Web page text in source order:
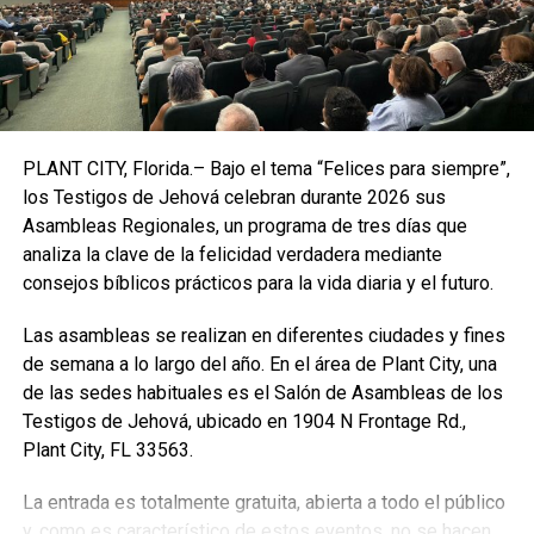
impacto si las llamas los alcanzan.
Un“sólido historial de incendios prescritos en esa
zona es motivo de optimismo”
, dijo Paterson.“Con
esto”.
Las secuoyas gigantes están adaptadas al fuego, que
puede ayudarlas a prosperar liberando las semillas de sus
conos y creando claros que permiten el crecimiento de las
los incendios -alimentada por el cambio climático-
puede abrumar a los árboles.
Eso ocurrió el año pasado, cuandoel incendio de
Castleacabó con lo que los estudios estiman que eran
de Parques Nacionales.
PLANT CITY, Florida.– Bajo el tema “Felices para siempre”,
los Testigos de Jehová celebran durante 2026 sus
Asambleas Regionales, un programa de tres días que
analiza la clave de la felicidad verdadera mediante
consejos bíblicos prácticos para la vida diaria y el futuro.
Las asambleas se realizan en diferentes ciudades y fines
de semana a lo largo del año. En el área de Plant City, una
de las sedes habituales es el Salón de Asambleas de los
Testigos de Jehová, ubicado en 1904 N Frontage Rd.,
Plant City, FL 33563.
La entrada es totalmente gratuita, abierta a todo el público